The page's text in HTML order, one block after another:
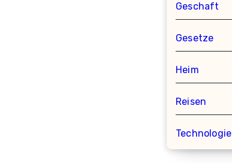
Geschaft
Gesetze
Heim
Reisen
Technologie